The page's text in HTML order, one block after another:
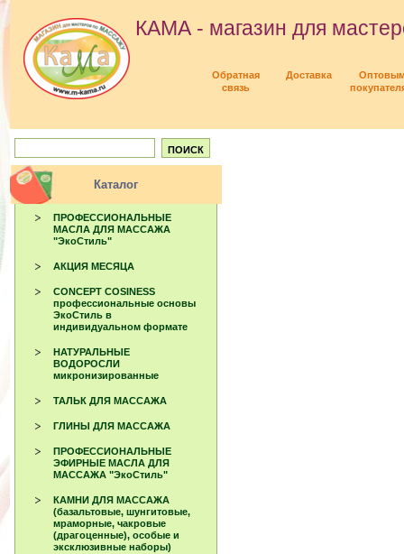
КАМА - магазин для
Обратная
связь
Доставка
Каталог
ПРОФЕССИОНАЛЬНЫЕ
МАСЛА ДЛЯ МАССАЖА
"ЭкоСтиль"
АКЦИЯ МЕСЯЦА
CONCEPT COSINESS
профессиональные основы
ЭкоСтиль в
индивидуальном формате
НАТУРАЛЬНЫЕ
ВОДОРОСЛИ
микронизированные
ТАЛЬК ДЛЯ МАССАЖА
ГЛИНЫ ДЛЯ МАССАЖА
ПРОФЕССИОНАЛЬНЫЕ
ЭФИРНЫЕ МАСЛА ДЛЯ
МАССАЖА "ЭкоСтиль"
КАМНИ ДЛЯ МАССАЖА
(базальтовые, шунгитовые,
мраморные, чакровые
(драгоценные), особые и
эксклюзивные наборы)